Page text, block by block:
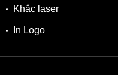
Khắc laser
In Logo